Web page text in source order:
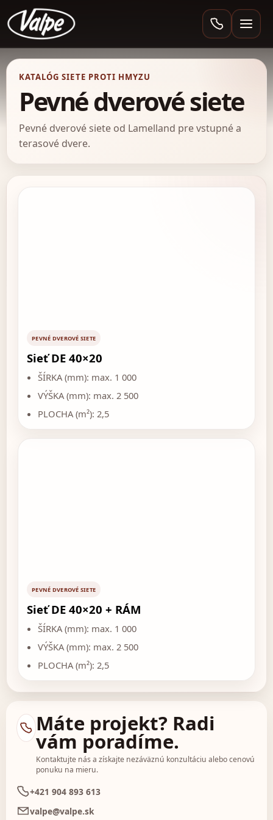
Valpe
KATALÓG SIETE PROTI HMYZU
Pevné dverové siete
Pevné dverové siete od Lamelland pre vstupné a
terasové dvere.
PEVNÉ DVEROVÉ SIETE
Sieť DE 40×20
ŠÍRKA (mm): max. 1 000
VÝŠKA (mm): max. 2 500
PLOCHA (m²): 2,5
PEVNÉ DVEROVÉ SIETE
Sieť DE 40×20 + RÁM
ŠÍRKA (mm): max. 1 000
VÝŠKA (mm): max. 2 500
PLOCHA (m²): 2,5
Máte projekt? Radi
vám poradíme.
Kontaktujte nás a získajte nezáväznú konzultáciu alebo cenovú
ponuku na mieru.
+421 904 893 613
valpe@valpe.sk